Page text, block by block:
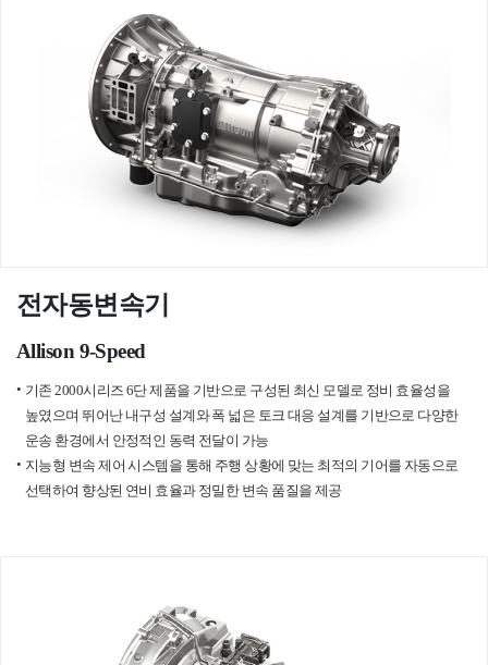
전자동변속기
Allison 9-Speed
기존 2000시리즈 6단 제품을 기반으로 구성된 최신 모델로 정비 효율성을
높였으며 뛰어난 내구성 설계와 폭 넓은 토크 대응 설계를 기반으로 다양한
운송 환경에서 안정적인 동력 전달이 가능
지능형 변속 제어 시스템을 통해 주행 상황에 맞는 최적의 기어를 자동으로
선택하여 향상된 연비 효율과정밀한 변속 품질을 제공